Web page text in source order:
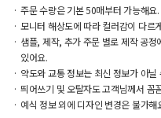
주문 수량은 기본 50매부터 가능해요.
모니터 해상도에 따라 컬러감이 다르
샘플, 제작, 추가 주문 별로 제작 공
있어요.
약도와 교통 정보는 최신 정보가 아
띄어쓰기 및 오탈자도 고객님께서 꼼
예식 정보 외에 디자인 변경은 불가해